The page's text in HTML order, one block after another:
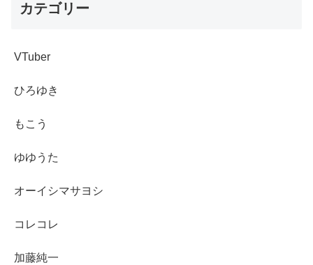
カテゴリー
VTuber
ひろゆき
もこう
ゆゆうた
オーイシマサヨシ
コレコレ
加藤純一